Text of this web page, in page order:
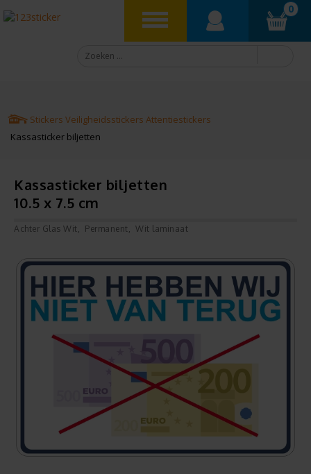
0
Stickers Veiligheidsstickers Attentiestickers
Kassasticker biljetten
Kassasticker biljetten
10.5 x 7.5 cm
Achter Glas Wit Permanent Wit laminaat